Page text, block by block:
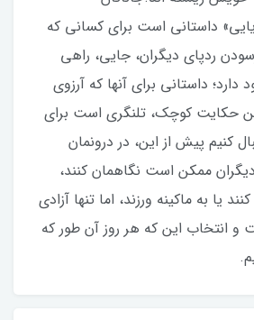
داستانی است برای کسانی که
ردپای دیگران، جایی، راهی
دارد؛ داستانی برای آنها که آرزوی
حکایت کوچک، تلنگری است برای
کنیم پیش از این، در درونمان
ممکن است نگاهمان کنند،
یا به ماكينه ورزند، اما تنها آزادی
انتخاب این که هر روز آن طور که